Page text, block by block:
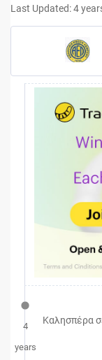
Last Updated: 4
4
years
Καλησπέρα